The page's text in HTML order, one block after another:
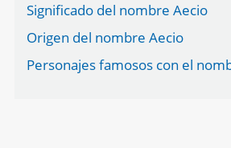
Significado del nombre Aecio
Origen del nombre Aecio
Personajes famosos con el